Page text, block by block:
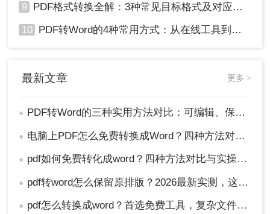
9 PDF格式转换全解：3种常见目标格式及对应操作方法！
10 PDF转Word的4种常用方式：从在线工具到桌面软件全梳理！
最新文章 更多 >
● PDF转Word的三种实用方法对比：可编辑、保格式、避风险！
● 电脑上PDF怎么免费转换成Word？四种方法对比与实操指南（附详细表格）!
● pdf如何免费转化成word？四种方法对比与实操指南（附详细表格）
● pdf转word怎么保留原排版？2026最新实测，这5种方法从免费到专业全搞定！
● pdf怎么转换成word？首选免费工具，复杂文件再上专业软件！